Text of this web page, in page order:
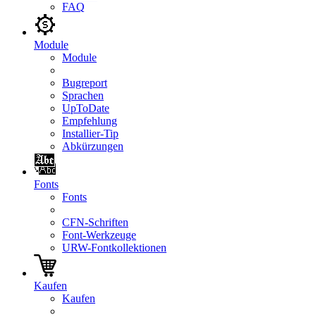
FAQ
Module
Module
Bugreport
Sprachen
UpToDate
Empfehlung
Installier-Tip
Abkürzungen
Fonts
Fonts
CFN-Schriften
Font-Werkzeuge
URW-Fontkollektionen
Kaufen
Kaufen